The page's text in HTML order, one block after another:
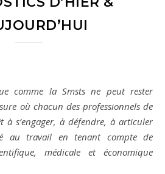
où chacun des professionnels de
à s’engager, à défendre, à articuler
au travail en tenant compte de
médicale et économique